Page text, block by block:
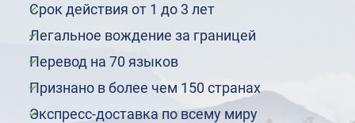
Срок действия от 1 до 3 лет
Легальное вождение за границей
Перевод на 70 языков
Признано в более чем 150 странах
Экспресс-доставка по всему миру